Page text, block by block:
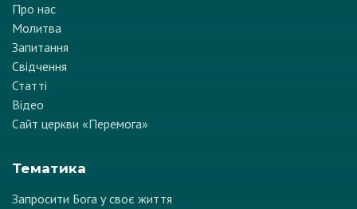
Про нас
Молитва
Запитання
Свідчення
Статті
Відео
Сайт церкви «Перемога»
Тематика
Запросити Бога у своє життя